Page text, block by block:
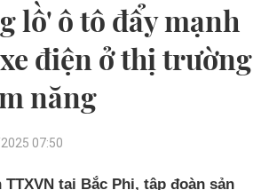
lồ' ô tô đẩy mạnh
điện ở thị trường
năng
07:50
tại Bắc Phi, tập đoàn sản